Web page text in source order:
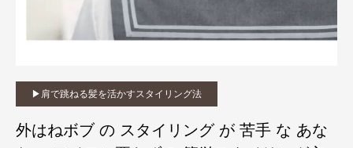
▶︎肩で跳ねる髪を活かすスタイリング法
外はねボブ の スタイリング が 苦手 な あな